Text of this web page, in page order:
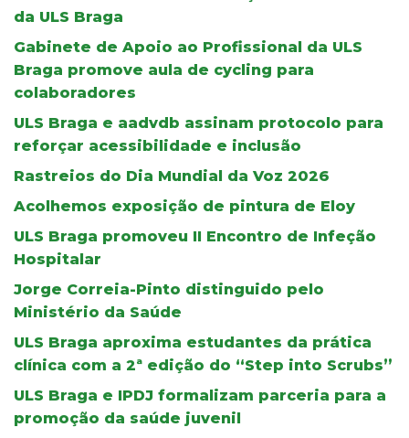
da ULS Braga
Gabinete de Apoio ao Profissional da ULS
Braga promove aula de cycling para
colaboradores
ULS Braga e aadvdb assinam protocolo para
reforçar acessibilidade e inclusão
Rastreios do Dia Mundial da Voz 2026
Acolhemos exposição de pintura de Eloy
ULS Braga promoveu II Encontro de Infeção
Hospitalar
Jorge Correia-Pinto distinguido pelo
Ministério da Saúde
ULS Braga aproxima estudantes da prática
clínica com a 2ª edição do “Step into Scrubs”
ULS Braga e IPDJ formalizam parceria para a
promoção da saúde juvenil